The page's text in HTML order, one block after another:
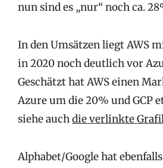
nun sind es „nur“ noch ca.
In den Umsätzen liegt AWS
in 2020 noch deutlich vor
Geschätzt hat AWS einen
Azure um die 20% und GCP
siehe auchdie verlinkte
Alphabet/Google hat